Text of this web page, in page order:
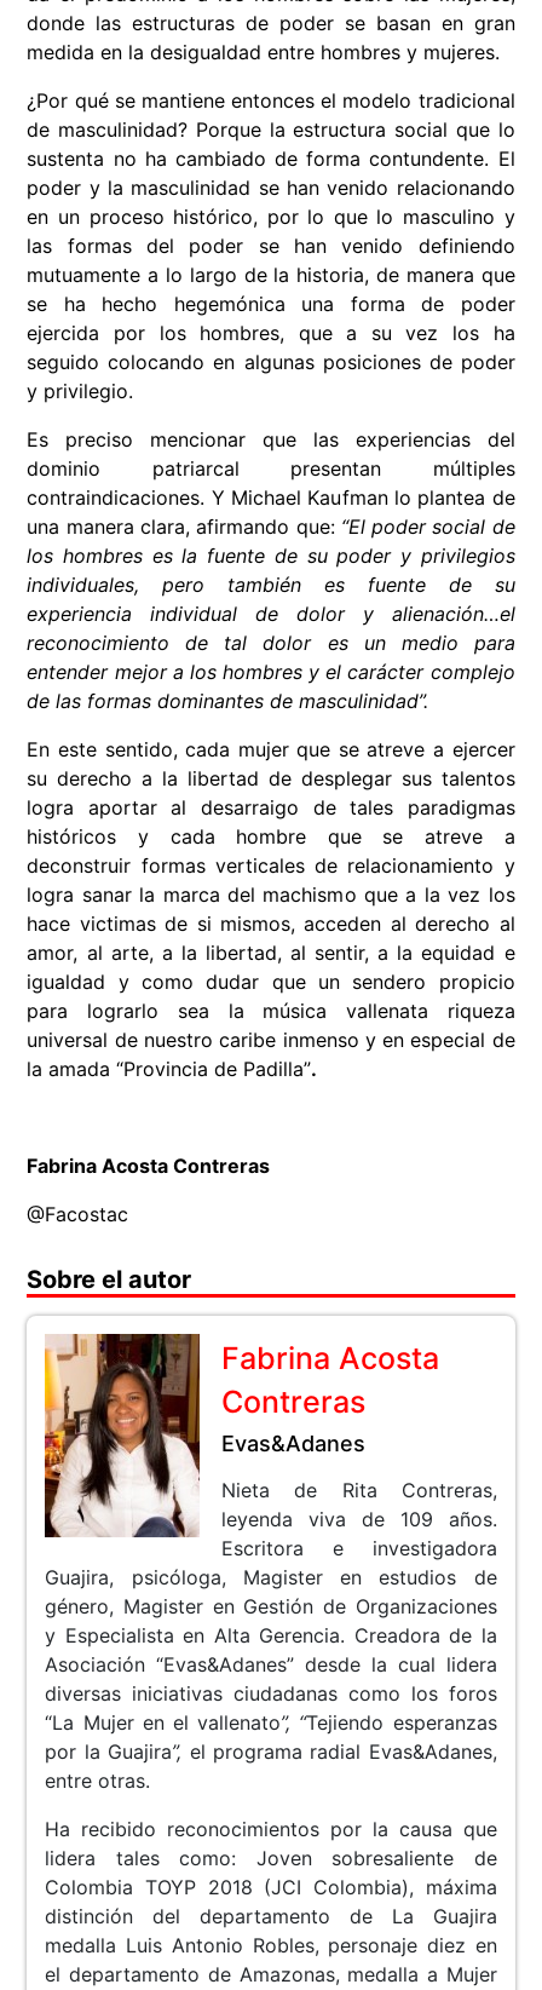
donde las estructuras de poder se basan en gran
medida en la desigualdad entre hombres y mujeres.
¿Por qué se mantiene entonces el modelo tradicional
de masculinidad? Porque la estruc­tura social que lo
sustenta no ha cambiado de forma contundente. El
poder y la masculinidad se han venido relacionando
en un proceso histórico, por lo que lo masculino y
las formas del poder se han venido definiendo
mutuamente a lo largo de la historia, de manera que
se ha hecho hegemónica una forma de poder
ejercida por los hombres, que a su vez los ha
seguido colocando en algunas posiciones de poder
y privilegio.
Es preciso mencionar que las experiencias del
dominio patriarcal presentan múltiples
contraindicaciones. Y Michael Kaufman lo plantea de
una manera clara, afirmando que: “El poder social de
los hombres es la fuente de su poder y privilegios
individuales, pero también es fuente de su
experiencia individual de dolor y alienación…el
reconocimiento de tal dolor es un medio para
entender mejor a los hombres y el carácter complejo
de las formas dominantes de masculinidad”.
En este sentido, cada mujer que se atreve a ejercer
su derecho a la libertad de desplegar sus talentos
logra aportar al desarraigo de tales paradigmas
históricos y cada hombre que se atreve a
deconstruir formas verticales de relacionamiento y
logra sanar la marca del machismo que a la vez los
hace victimas de si mismos, acceden al derecho al
amor, al arte, a la libertad, al sentir, a la equidad e
igualdad y como dudar que un sendero propicio
para lograrlo sea la música vallenata riqueza
universal de nuestro caribe inmenso y en especial de
la amada “Provincia de Padilla”.
Fabrina Acosta Contreras
@Facostac
Sobre el autor
Fabrina Acosta
Contreras
Evas&Adanes
Nieta de Rita Contreras,
leyenda viva de 109 años.
Escritora e investigadora
Guajira, psicóloga, Magister en estudios de
género, Magister en Gestión de Organizaciones
y Especialista en Alta Gerencia. Creadora de la
Asociación “Evas&Adanes” desde la cual lidera
diversas iniciativas ciudadanas como los foros
“La Mujer en el vallenato”, “Tejiendo esperanzas
por la Guajira”, el programa radial Evas&Adanes,
entre otras.
Ha recibido reconocimientos por la causa que
lidera tales como: Joven sobresaliente de
Colombia TOYP 2018 (JCI Colombia), máxima
distinción del departamento de La Guajira
medalla Luis Antonio Robles, personaje diez en
el departamento de Amazonas, medalla a Mujer